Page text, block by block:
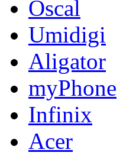
Oscal
Umidigi
Aligator
myPhone
Infinix
Acer